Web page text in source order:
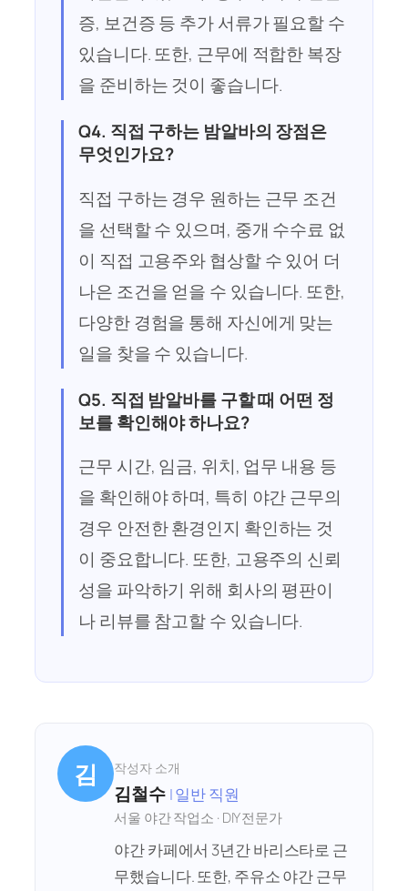
증, 보건증 등 추가 서류가 필요할 수
있습니다. 또한, 근무에 적합한 복장
을 준비하는 것이 좋습니다.
Q4. 직접 구하는 밤알바의 장점은
무엇인가요?
직접 구하는 경우 원하는 근무 조건
을 선택할 수 있으며, 중개 수수료 없
이 직접 고용주와 협상할 수 있어 더
나은 조건을 얻을 수 있습니다. 또한,
다양한 경험을 통해 자신에게 맞는
일을 찾을 수 있습니다.
Q5. 직접 밤알바를 구할 때 어떤 정
보를 확인해야 하나요?
근무 시간, 임금, 위치, 업무 내용 등
을 확인해야 하며, 특히 야간 근무의
경우 안전한 환경인지 확인하는 것
이 중요합니다. 또한, 고용주의 신뢰
성을 파악하기 위해 회사의 평판이
나 리뷰를 참고할 수 있습니다.
김 작성자 소개
김철수 | 일반 직원
서울 야간 작업소 · DIY 전문가
야간 카페에서 3년간 바리스타로 근
무했습니다. 또한, 주유소 야간 근무